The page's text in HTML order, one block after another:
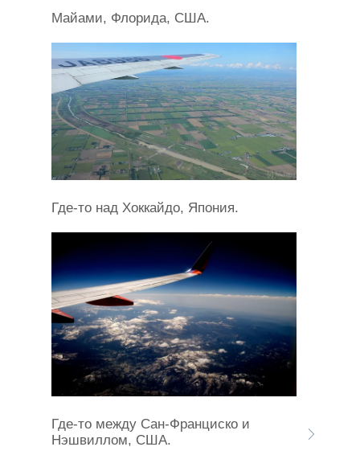
Майами, Флорида, США.
Где-то над Хоккайдо, Япония.
Где-то между Сан-Франциско и
Нэшвиллом, США.